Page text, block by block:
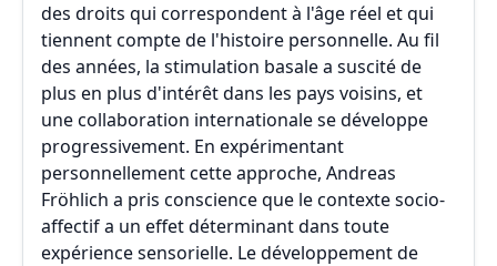
des droits qui correspondent à l'âge réel et qui
tiennent compte de l'histoire personnelle. Au fil
des années, la stimulation basale a suscité de
plus en plus d'intérêt dans les pays voisins, et
une collaboration internationale se développe
progressivement. En expérimentant
personnellement cette approche, Andreas
Fröhlich a pris conscience que le contexte socio-
affectif a un effet déterminant dans toute
expérience sensorielle. Le développement de